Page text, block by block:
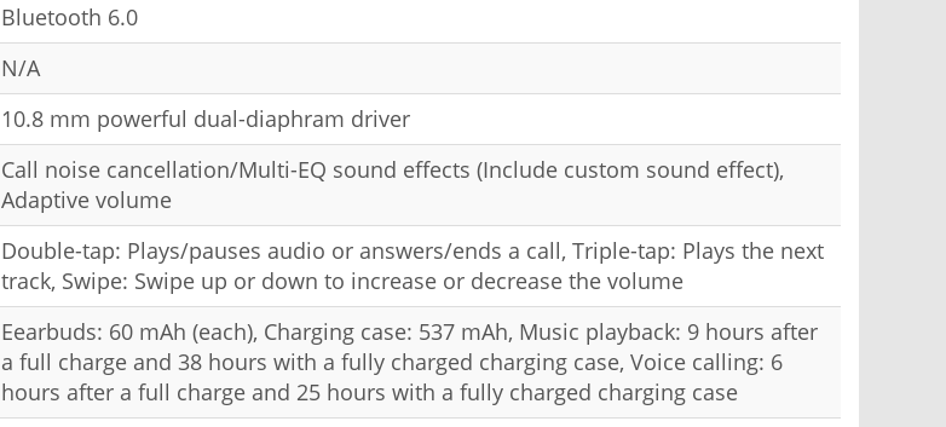
Bluetooth 6.0
N/A
10.8 mm powerful dual-diaphram driver
Call noise cancellation/Multi-EQ sound effects (Include custom sound effect),
Adaptive volume
Double-tap: Plays/pauses audio or answers/ends a call, Triple-tap: Plays the next
track, Swipe: Swipe up or down to increase or decrease the volume
Eearbuds: 60 mAh (each), Charging case: 537 mAh, Music playback: 9 hours after
a full charge and 38 hours with a fully charged charging case, Voice calling: 6
hours after a full charge and 25 hours with a fully charged charging case